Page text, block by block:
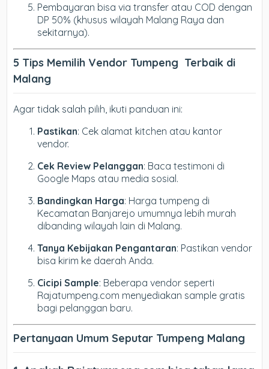
Pembayaran bisa via transfer atau COD dengan
DP 50% (khusus wilayah Malang Raya dan
sekitarnya).
5 Tips Memilih Vendor Tumpeng Terbaik di
Malang
Agar tidak salah pilih, ikuti panduan ini:
Pastikan: Cek alamat kitchen atau kantor
vendor.
Cek Review Pelanggan: Baca testimoni di
Google Maps atau media sosial.
Bandingkan Harga: Harga tumpeng di
Kecamatan Banjarejo umumnya lebih murah
dibanding wilayah lain di Malang.
Tanya Kebijakan Pengantaran: Pastikan vendor
bisa kirim ke daerah Anda.
Cicipi Sample: Beberapa vendor seperti
Rajatumpeng.com menyediakan sample gratis
bagi pelanggan baru.
Pertanyaan Umum Seputar Tumpeng Malang